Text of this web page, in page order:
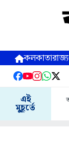
কলকাতারাজ্য
এই
মুহূর্তে